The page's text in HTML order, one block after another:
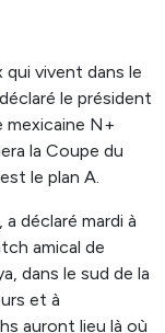
vivent dans le
le président
mexicaine N+
la Coupe du
le plan A.
déclaré mardi à
amical de
dans le sud de la
et à
auront lieu là où